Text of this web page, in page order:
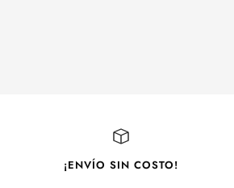
¡ENVÍO SIN COSTO!